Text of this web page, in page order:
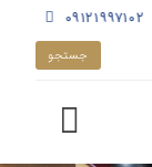
۰۹۱۲۱۹۹۷۱۰۲